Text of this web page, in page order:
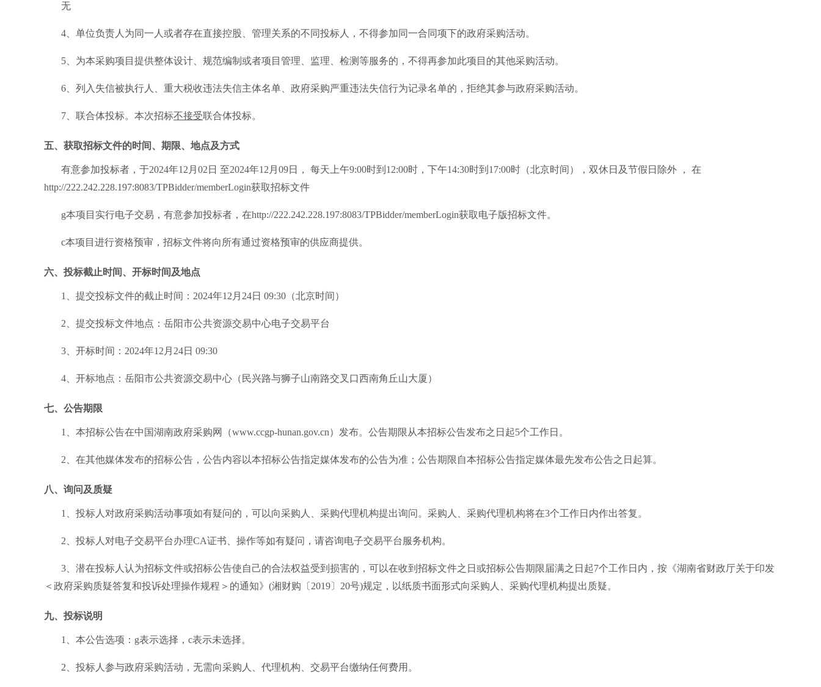
无
4、单位负责人为同一人或者存在直接控股、管理关系的不同投标人，不得参加同一合同项下的政府采购活动。
5、为本采购项目提供整体设计、规范编制或者项目管理、监理、检测等服务的，不得再参加此项目的其他采购活动。
6、列入失信被执行人、重大税收违法失信主体名单、政府采购严重违法失信行为记录名单的，拒绝其参与政府采购活动。
7、联合体投标。本次招标不接受联合体投标。
五、获取招标文件的时间、期限、地点及方式
有意参加投标者，于2024年12月02日 至2024年12月09日， 每天上午9:00时到12:00时，下午14:30时到17:00时（北京时间），双休日及节假日除外 ， 在
http://222.242.228.197:8083/TPBidder/memberLogin获取招标文件
g本项目实行电子交易，有意参加投标者，在http://222.242.228.197:8083/TPBidder/memberLogin获取电子版招标文件。
c本项目进行资格预审，招标文件将向所有通过资格预审的供应商提供。
六、投标截止时间、开标时间及地点
1、提交投标文件的截止时间：2024年12月24日 09:30（北京时间）
2、提交投标文件地点：岳阳市公共资源交易中心电子交易平台
3、开标时间：2024年12月24日 09:30
4、开标地点：岳阳市公共资源交易中心（民兴路与狮子山南路交叉口西南角丘山大厦）
七、公告期限
1、本招标公告在中国湖南政府采购网（www.ccgp-hunan.gov.cn）发布。公告期限从本招标公告发布之日起5个工作日。
2、在其他媒体发布的招标公告，公告内容以本招标公告指定媒体发布的公告为准；公告期限自本招标公告指定媒体最先发布公告之日起算。
八、询问及质疑
1、投标人对政府采购活动事项如有疑问的，可以向采购人、采购代理机构提出询问。采购人、采购代理机构将在3个工作日内作出答复。
2、投标人对电子交易平台办理CA证书、操作等如有疑问，请咨询电子交易平台服务机构。
3、潜在投标人认为招标文件或招标公告使自己的合法权益受到损害的，可以在收到招标文件之日或招标公告期限届满之日起7个工作日内，按《湖南省财政厅关于印发
＜政府采购质疑答复和投诉处理操作规程＞的通知》(湘财购〔2019〕20号)规定，以纸质书面形式向采购人、采购代理机构提出质疑。
九、投标说明
1、本公告选项： g表示选择， c表示未选择。
2、投标人参与政府采购活动，无需向采购人、代理机构、交易平台缴纳任何费用。